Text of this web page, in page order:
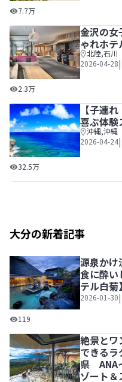
赤ちゃんと楽しむ沖縄旅
7.7万
金沢の女子旅におすすめ
2.3万
金沢の女
ゃれホ
北陸,石川
2026-04-28|
【子連れ・沖縄観光】の
32.5万
【子連
喜ぶ体験
沖縄,沖縄
2026-04-24|
大分の新着記事
源泉かけ流しの美肌の湯
119
源泉かけ
食に酔
テル白菊】
2026-01-30|
絶景とワ
できるラ
県 ANA
ゾート＆